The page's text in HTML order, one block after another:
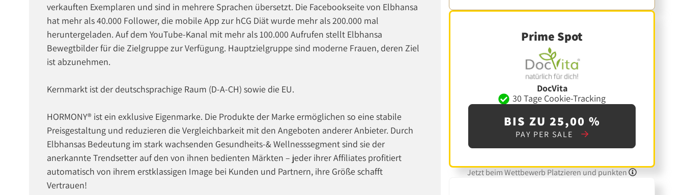
verkauften Exemplaren und sind in mehrere Sprachen übersetzt. Die Facebookseite von Elbhansa
hat mehr als 40.000 Follower, die mobile App zur hCG Diät wurde mehr als 200.000 mal
heruntergeladen. Auf dem YouTube-Kanal mit mehr als 100.000 Aufrufen stellt Elbhansa
Bewegtbilder für die Zielgruppe zur Verfügung. Hauptzielgruppe sind moderne Frauen, deren Ziel
ist abzunehmen.
Kernmarkt ist der deutschsprachige Raum (D-A-CH) sowie die EU.
HORMONY® ist ein exklusive Eigenmarke. Die Produkte der Marke ermöglichen so eine stabile
Preisgestaltung und reduzieren die Vergleichbarkeit mit den Angeboten anderer Anbieter. Durch
Elbhansas Bedeutung im stark wachsenden Gesundheits-& Wellnesssegment sind sie der
anerkannte Trendsetter auf den von ihnen bedienten Märkten – jeder ihrer Affiliates profitiert
automatisch von ihrem erstklassigen Image bei Kunden und Partnern, ihre Größe schafft
Vertrauen!
Prime Spot
DocVita
30 Tage Cookie-Tracking
BIS ZU 25,00 %
PAY PER SALE
Jetzt beim Wettbewerb Platzieren und punkten